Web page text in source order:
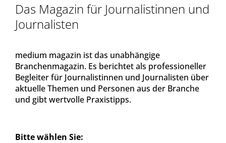
Das Magazin für Journalistinnen und
Journalisten
medium magazin ist das unabhängige
Branchenmagazin. Es berichtet als professioneller
Begleiter für Journalistinnen und Journalisten über
aktuelle Themen und Personen aus der Branche
und gibt wertvolle Praxistipps.
Bitte wählen Sie: